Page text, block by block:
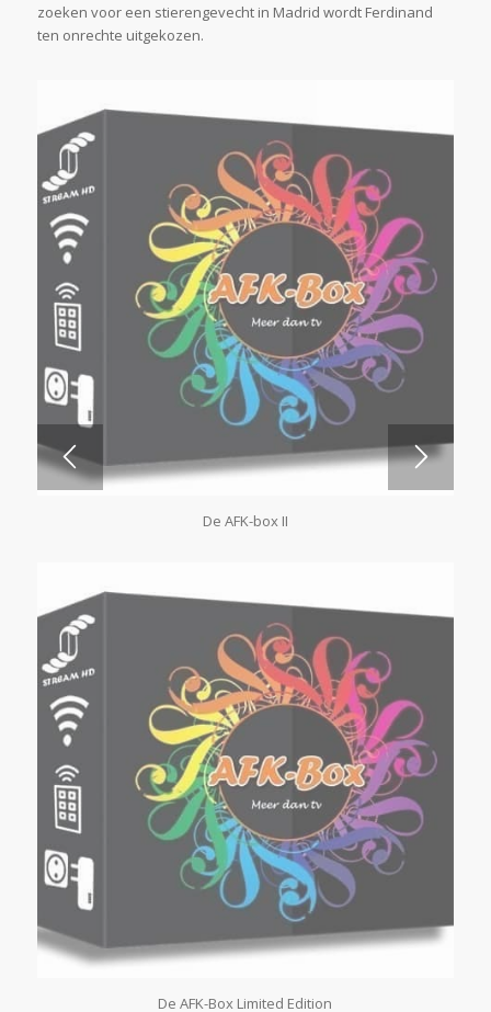
zoeken voor een stierengevecht in Madrid wordt Ferdinand
ten onrechte uitgekozen.
De AFK-box II
De AFK-Box Limited Edition
5.00